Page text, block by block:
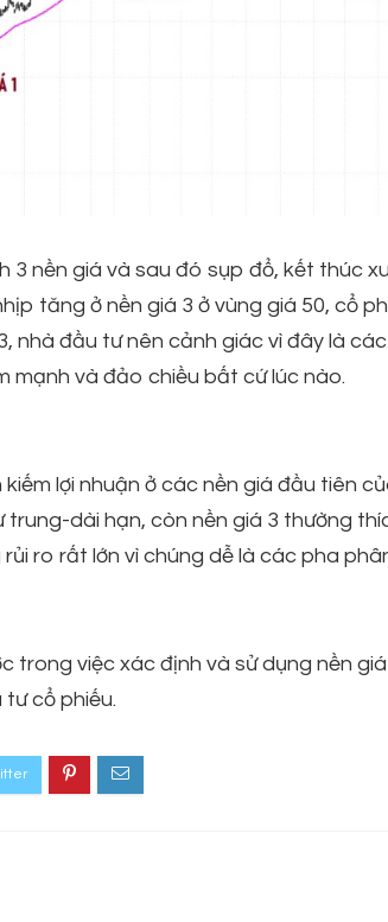
3 nền giá và sau đó sụp đổ, kết thúc
tăng ở nền giá 3 ở vùng giá 50, cổ
nhà đầu tư nên cảnh giác vì đây là
mạnh và đảo chiều bất cứ lúc nào.
lợi nhuận ở các nền giá đầu tiên
trung-dài hạn, còn nền giá 3 thường
rủi ro rất lớn vì chúng dễ là các pha
trong việc xác định và sử dụng nền
cổ phiếu.